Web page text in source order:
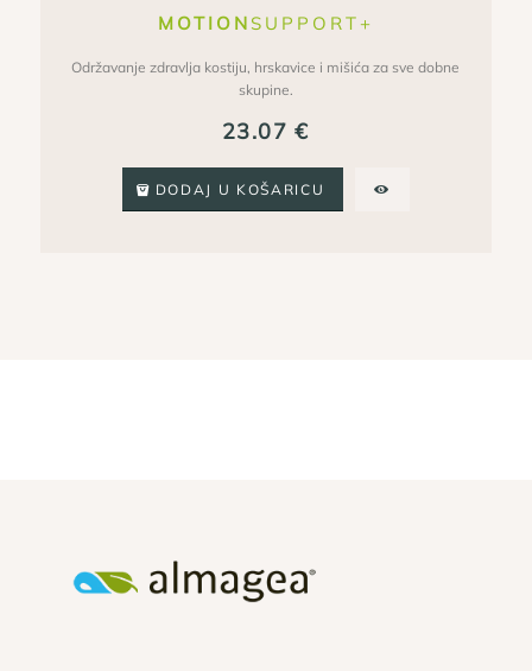
MOTION SUPPORT+
Održavanje zdravlja kostiju, hrskavice i mišića za sve dobne
skupine.
23.07€
DODAJ U KOŠARICU